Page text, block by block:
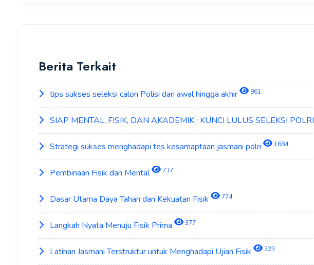
Berita Terkait
tips sukses seleksi calon Polisi dari awal hingga akhir 961
SIAP MENTAL, FISIK, DAN AKADEMIK : KUNCI LULUS SELEKSI POLRI
Strategi sukses menghadapi tes kesamaptaan jasmani polri 1684
Pembinaan Fisik dan Mental 737
Dasar Utama Daya Tahan dan Kekuatan Fisik 774
Langkah Nyata Menuju Fisik Prima 377
Latihan Jasmani Terstruktur untuk Menghadapi Ujian Fisik 323